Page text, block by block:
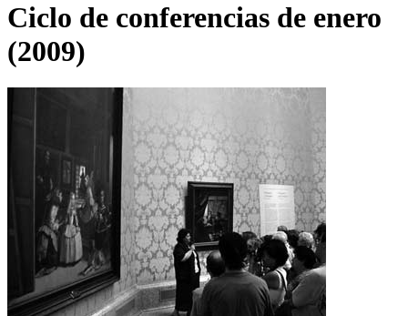
Ciclo de conferencias de enero
(2009)